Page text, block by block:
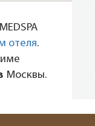
отеля.
Москвы.